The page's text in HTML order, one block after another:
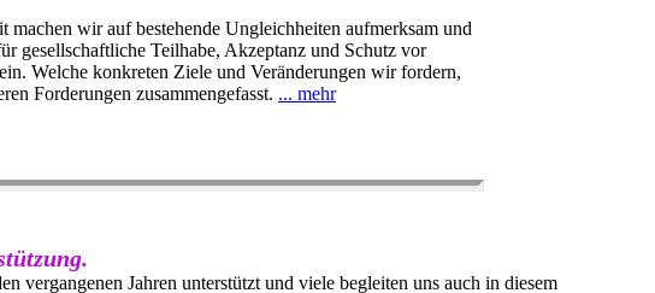
machen wir auf bestehende Ungleichheiten aufmerksam und
gesellschaftliche Teilhabe, Akzeptanz und Schutz vor
Welche konkreten Ziele und Veränderungen wir fordern,
Forderungen zusammengefasst. ... mehr
vergangenen Jahren unterstützt und viele begleiten uns auch in diesem